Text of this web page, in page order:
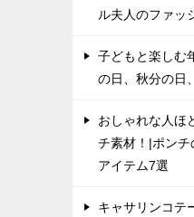
ル夫人のファッ
子どもと楽しむ
の日、秋分の日
おしゃれな人ほ
チ素材！|ポン
アイテム7選
キャサリンコテ